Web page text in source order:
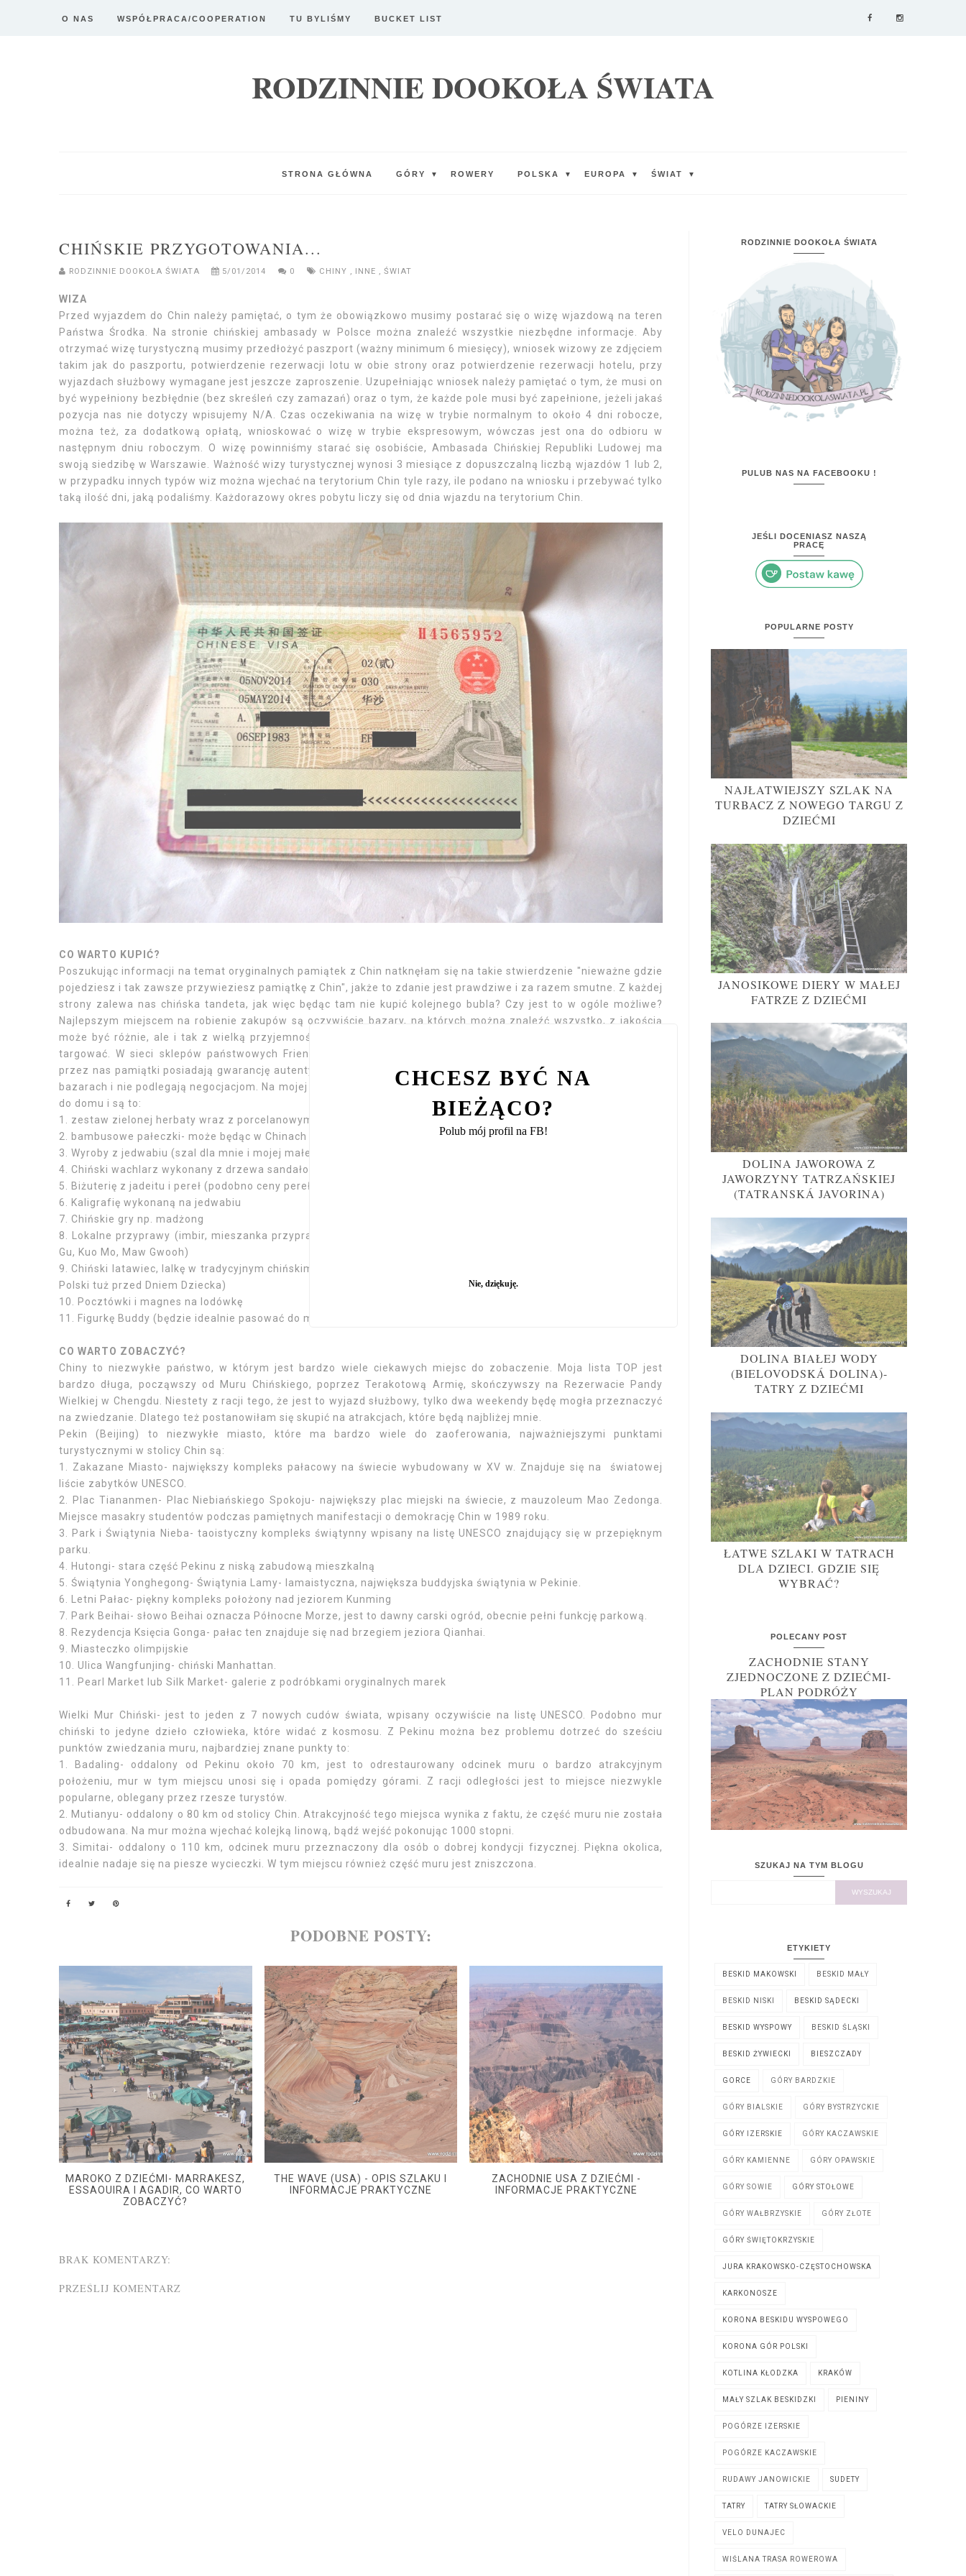
O NAS WSPÓŁPRACA/COOPERATION TU BYLIŚMY BUCKET LIST
RODZINNIE DOOKOŁA ŚWIATA
STRONA GŁÓWNA GÓRY ▼ ROWERY POLSKA ▼ EUROPA ▼ ŚWIAT ▼
CHIŃSKIE PRZYGOTOWANIA...
RODZINNIE DOOKOŁA ŚWIATA 5/01/2014 0 CHINY , INNE , ŚWIAT
WIZA
Przed wyjazdem do Chin należy pamiętać, o tym że obowiązkowo musimy postarać się o wizę wjazdową na teren
Państwa Środka. Na stronie chińskiej ambasady w Polsce można znaleźć wszystkie niezbędne informacje. Aby
otrzymać wizę turystyczną musimy przedłożyć paszport (ważny minimum 6 miesięcy), wniosek wizowy ze zdjęciem
takim jak do paszportu, potwierdzenie rezerwacji lotu w obie strony oraz potwierdzenie rezerwacji hotelu, przy
wyjazdach służbowy wymagane jest jeszcze zaproszenie. Uzupełniając wniosek należy pamiętać o tym, że musi on
być wypełniony bezbłędnie (bez skreśleń czy zamazań) oraz o tym, że każde pole musi być zapełnione, jeżeli jakaś
pozycja nas nie dotyczy wpisujemy N/A. Czas oczekiwania na wizę w trybie normalnym to około 4 dni robocze,
można też, za dodatkową opłatą, wnioskować o wizę w trybie ekspresowym, wówczas jest ona do odbioru w
następnym dniu roboczym. O wizę powinniśmy starać się osobiście, Ambasada Chińskiej Republiki Ludowej ma
swoją siedzibę w Warszawie. Ważność wizy turystycznej wynosi 3 miesiące z dopuszczalną liczbą wjazdów 1 lub 2,
w przypadku innych typów wiz można wjechać na terytorium Chin tyle razy, ile podano na wniosku i przebywać tylko
taką ilość dni, jaką podaliśmy. Każdorazowy okres pobytu liczy się od dnia wjazdu na terytorium Chin.
CO WARTO KUPIĆ?
Poszukując informacji na temat oryginalnych pamiątek z Chin natknęłam się na takie stwierdzenie "nieważne gdzie
pojedziesz i tak zawsze przywieziesz pamiątkę z Chin", jakże to zdanie jest prawdziwe i za razem smutne. Z każdej
strony zalewa nas chińska tandeta, jak więc będąc tam nie kupić kolejnego bubla? Czy jest to w ogóle możliwe?
Najlepszym miejscem na robienie zakupów są oczywiście bazary, na których można znaleźć wszystko, z jakością
może być różnie, ale i tak z wielką przyjemnością się tam wybiorę, oczywiście by ustalić cenę zakupu trzeba się
targować. W sieci sklepów państwowych Friendship Stores- Sklepy Przyjaźni można liczyć na to, że zakupione
przez nas pamiątki posiadają gwarancję autentyczności, minusem jest zdecydowanie to, że ceny są wyższe niż na
bazarach i nie podlegają negocjacjom. Na mojej liście znalazło się kilka rzeczy, które zamierzam przywieźć ze sobą
do domu i są to:
1. zestaw zielonej herbaty wraz z porcelanowym imbryczkiem i filiżankami
2. bambusowe pałeczki- może będąc w Chinach nauczę się nimi posługiwać
3. Wyroby z jedwabiu (szal dla mnie i mojej małej damy, jedwabny krawat dla męża)
4. Chiński wachlarz wykonany z drzewa sandałowego
5. Biżuterię z jadeitu i pereł (podobno ceny pereł są niezwykle atrakcyjne)
6. Kaligrafię wykonaną na jedwabiu
7. Chińskie gry np. madżong
8. Lokalne przyprawy (imbir, mieszanka przypraw zwana pięć smaków) i dodatki do dań (np. grzybki Hua Gu, Taso
Gu, Kuo Mo, Maw Gwooh)
9. Chiński latawiec, lalkę w tradycyjnym chińskim stroju, misia Pandę i zestaw do kaligrafii dla Wiki (akurat wrócę do
Polski tuż przed Dniem Dziecka)
10. Pocztówki i magnes na lodówkę
11. Figurkę Buddy (będzie idealnie pasować do mojego bożka szczęścia przywiezionego z Dominikany).
CO WARTO ZOBACZYĆ?
Chiny to niezwykłe państwo, w którym jest bardzo wiele ciekawych miejsc do zobaczenie. Moja lista TOP jest
bardzo długa, począwszy od Muru Chińskiego, poprzez Terakotową Armię, skończywszy na Rezerwacie Pandy
Wielkiej w Chengdu. Niestety z racji tego, że jest to wyjazd służbowy, tylko dwa weekendy będę mogła przeznaczyć
na zwiedzanie. Dlatego też postanowiłam się skupić na atrakcjach, które będą najbliżej mnie.
Pekin (Beijing) to niezwykłe miasto, które ma bardzo wiele do zaoferowania, najważniejszymi punktami
turystycznymi w stolicy Chin są:
1. Zakazane Miasto- największy kompleks pałacowy na świecie wybudowany w XV w. Znajduje się na światowej
liście zabytków UNESCO.
2. Plac Tiananmen- Plac Niebiańskiego Spokoju- największy plac miejski na świecie, z mauzoleum Mao Zedonga.
Miejsce masakry studentów podczas pamiętnych manifestacji o demokrację Chin w 1989 roku.
3. Park i Świątynia Nieba- taoistyczny kompleks świątynny wpisany na listę UNESCO znajdujący się w przepięknym
parku.
4. Hutongi- stara część Pekinu z niską zabudową mieszkalną
5. Świątynia Yonghegong- Świątynia Lamy- lamaistyczna, największa buddyjska świątynia w Pekinie.
6. Letni Pałac- piękny kompleks położony nad jeziorem Kunming
7. Park Beihai- słowo Beihai oznacza Północne Morze, jest to dawny carski ogród, obecnie pełni funkcję parkową.
8. Rezydencja Księcia Gonga- pałac ten znajduje się nad brzegiem jeziora Qianhai.
9. Miasteczko olimpijskie
10. Ulica Wangfunjing- chiński Manhattan.
11. Pearl Market lub Silk Market- galerie z podróbkami oryginalnych marek
Wielki Mur Chiński- jest to jeden z 7 nowych cudów świata, wpisany oczywiście na listę UNESCO. Podobno mur
chiński to jedyne dzieło człowieka, które widać z kosmosu. Z Pekinu można bez problemu dotrzeć do sześciu
punktów zwiedzania muru, najbardziej znane punkty to:
1. Badaling- oddalony od Pekinu około 70 km, jest to odrestaurowany odcinek muru o bardzo atrakcyjnym
położeniu, mur w tym miejscu unosi się i opada pomiędzy górami. Z racji odległości jest to miejsce niezwykle
popularne, oblegany przez rzesze turystów.
2. Mutianyu- oddalony o 80 km od stolicy Chin. Atrakcyjność tego miejsca wynika z faktu, że część muru nie została
odbudowana. Na mur można wjechać kolejką linową, bądź wejść pokonując 1000 stopni.
3. Simitai- oddalony o 110 km, odcinek muru przeznaczony dla osób o dobrej kondycji fizycznej. Piękna okolica,
idealnie nadaje się na piesze wycieczki. W tym miejscu również część muru jest zniszczona.
PODOBNE POSTY:
MAROKO Z DZIEĆMI- MARRAKESZ,
ESSAOUIRA I AGADIR, CO WARTO
ZOBACZYĆ?
THE WAVE (USA) - OPIS SZLAKU I
INFORMACJE PRAKTYCZNE
ZACHODNIE USA Z DZIEĆMI -
INFORMACJE PRAKTYCZNE
BRAK KOMENTARZY:
PRZEŚLIJ KOMENTARZ
RODZINNIE DOOKOŁA ŚWIATA
PULUB NAS NA FACEBOOKU !
JEŚLI DOCENIASZ NASZĄ
PRACĘ
POPULARNE POSTY
NAJŁATWIEJSZY SZLAK NA
TURBACZ Z NOWEGO TARGU Z
DZIEĆMI
JANOSIKOWE DIERY W MAŁEJ
FATRZE Z DZIEĆMI
DOLINA JAWOROWA Z
JAWORZYNY TATRZAŃSKIEJ
(TATRANSKÁ JAVORINA)
DOLINA BIAŁEJ WODY
(BIELOVODSKÁ DOLINA)-
TATRY Z DZIEĆMI
ŁATWE SZLAKI W TATRACH
DLA DZIECI. GDZIE SIĘ
WYBRAĆ?
POLECANY POST
ZACHODNIE STANY
ZJEDNOCZONE Z DZIEĆMI-
PLAN PODRÓŻY
SZUKAJ NA TYM BLOGU
ETYKIETY
BESKID MAKOWSKI BESKID MAŁY
BESKID NISKI BESKID SĄDECKI
BESKID WYSPOWY BESKID ŚLĄSKI
BESKID ŻYWIECKI BIESZCZADY
GORCE GÓRY BARDZKIE
GÓRY BIALSKIE GÓRY BYSTRZYCKIE
GÓRY IZERSKIE GÓRY KACZAWSKIE
GÓRY KAMIENNE GÓRY OPAWSKIE
GÓRY SOWIE GÓRY STOŁOWE
GÓRY WAŁBRZYSKIE GÓRY ZŁOTE
GÓRY ŚWIĘTOKRZYSKIE
JURA KRAKOWSKO-CZĘSTOCHOWSKA
KARKONOSZE
KORONA BESKIDU WYSPOWEGO
KORONA GÓR POLSKI
KOTLINA KŁODZKA KRAKÓW
MAŁY SZLAK BESKIDZKI PIENINY
POGÓRZE IZERSKIE
POGÓRZE KACZAWSKIE
RUDAWY JANOWICKIE SUDETY
TATRY TATRY SŁOWACKIE
VELO DUNAJEC
WIŚLANA TRASA ROWEROWA
CHCESZ BYĆ NA
BIEŻĄCO?
Polub mój profil na FB!